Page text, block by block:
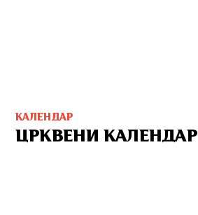
КАЛЕНДАР
ЦРКВЕНИ КАЛЕНДАР